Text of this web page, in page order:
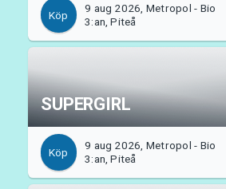
Köp
9 aug 2026, Metropol - Bio
3:an, Piteå
SUPERGIRL
Köp
9 aug 2026, Metropol - Bio
3:an, Piteå